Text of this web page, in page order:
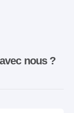
nous ?